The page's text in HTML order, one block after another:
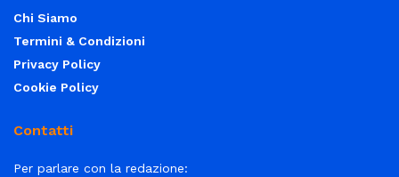
Chi Siamo
Termini & Condizioni
Privacy Policy
Cookie Policy
Contatti
Per parlare con la redazione: